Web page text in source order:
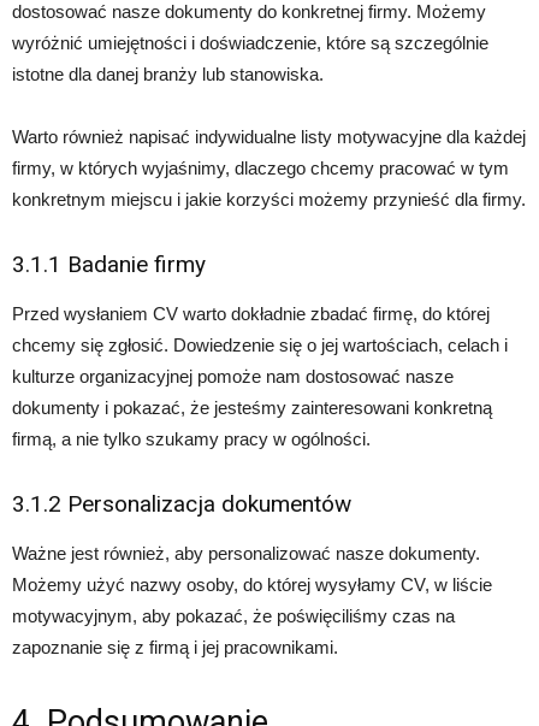
dostosować nasze dokumenty do konkretnej firmy. Możemy
wyróżnić umiejętności i doświadczenie, które są szczególnie
istotne dla danej branży lub stanowiska.
Warto również napisać indywidualne listy motywacyjne dla każdej
firmy, w których wyjaśnimy, dlaczego chcemy pracować w tym
konkretnym miejscu i jakie korzyści możemy przynieść dla firmy.
3.1.1 Badanie firmy
Przed wysłaniem CV warto dokładnie zbadać firmę, do której
chcemy się zgłosić. Dowiedzenie się o jej wartościach, celach i
kulturze organizacyjnej pomoże nam dostosować nasze
dokumenty i pokazać, że jesteśmy zainteresowani konkretną
firmą, a nie tylko szukamy pracy w ogólności.
3.1.2 Personalizacja dokumentów
Ważne jest również, aby personalizować nasze dokumenty.
Możemy użyć nazwy osoby, do której wysyłamy CV, w liście
motywacyjnym, aby pokazać, że poświęciliśmy czas na
zapoznanie się z firmą i jej pracownikami.